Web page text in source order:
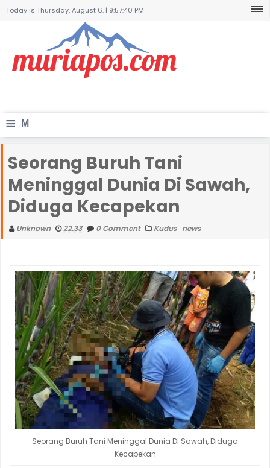
Today is Thursday, August 6. | 9:57:40 PM
≡ M
n
u
Seorang Buruh Tani
Meninggal Dunia Di Sawah,
Diduga Kecapekan
Unknown 22.33 0 Comment Kudus news
Seorang Buruh Tani Meninggal Dunia Di Sawah, Diduga
Kecapekan